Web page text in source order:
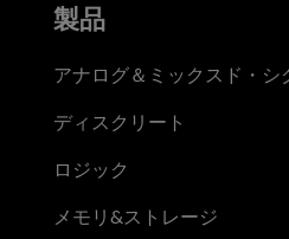
製品
アナログ＆ミックスド・シ
ディスクリート
ロジック
メモリ&ストレージ